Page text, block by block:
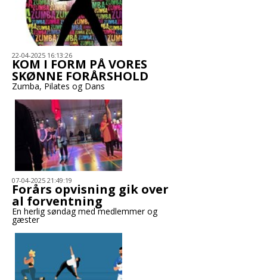
22-04-2025 16:13:26
KOM I FORM PÅ VORES
SKØNNE FORÅRSHOLD
Zumba, Pilates og Dans
07-04-2025 21:49:19
Forårs opvisning gik over
al forventning
En herlig søndag med medlemmer og
gæster